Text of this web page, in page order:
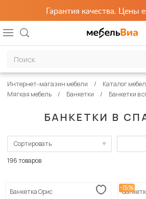
Гарантия качества. Цены
БАНКЕТКИ В
Интернет-магазин мебели
Каталог
Мягкая мебель
Банкетки Банкетки в
Сортировать
Сначала дорогие
196 товаров
Банкетка Орис
-15%